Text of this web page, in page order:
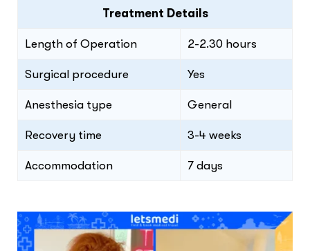
Treatment Details
Length of Operation 2-2.30 hours
Surgical procedure Yes
Anesthesia type General
Recovery time 3-4 weeks
Accommodation 7 days